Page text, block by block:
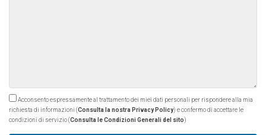
Acconsento espressamente al trattamento dei miei dati personali per rispondere alla mia
richiesta di informazioni (Consulta la nostra Privacy Policy) e confermo di accettare le
condizioni di servizio (Consulta le Condizioni Generali del sito)